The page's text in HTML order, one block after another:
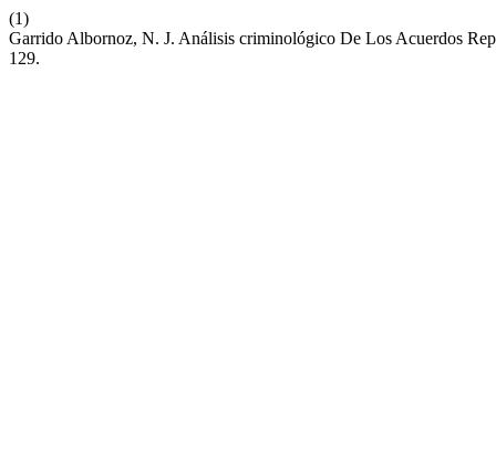
(1)
Garrido Albornoz, N. J. Análisis criminológico De Los Acuerdos
129.